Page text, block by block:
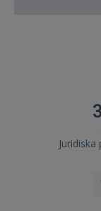
Juridiska